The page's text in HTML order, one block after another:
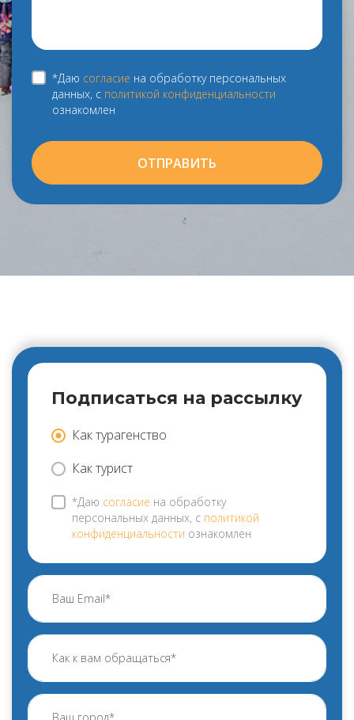
*Даю согласие на обработку персональных
данных, с политикой конфиденциальности
ознакомлен
ОТПРАВИТЬ
Подписаться на рассылку
Как турагенство
Как турист
*Даю согласие на обработку
персональных данных, с политикой
конфиденциальности ознакомлен